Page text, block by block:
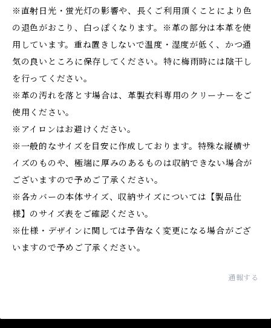
※直射日光・蛍光灯の影響や、長くご利用頂くことにより色
の退色がおこり、白っぽくなります。※革の部分は本革を使
用しています。重ね置きしないで温度・湿度が低く、かつ通
気の良いところに保存してください。特に梅雨時には陰干し
を行ってください。
※革の汚れを落とす場合は、革製衣料専用のクリーナーをご
使用ください。
※アイロンはお避けください。
※一般的なサイズを目安に作成しております。特殊な縦横サ
イズのものや、極端に厚みのあるものは収納できない場合が
ございますので予めご了承ください。
※各カバーの本体サイズ、収納サイズについては【製品仕
様】のサイズ表をご確認ください。
※仕様・デザインに関しては予告なく変更になる場合がござ
いますので予めご了承ください。
通報する